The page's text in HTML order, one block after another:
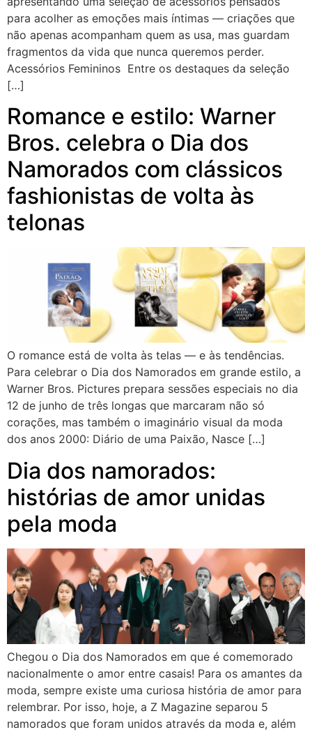
para acolher as emoções mais íntimas — criações que
não apenas acompanham quem as usa, mas guardam
fragmentos da vida que nunca queremos perder.
Acessórios Femininos Entre os destaques da seleção
[…]
Romance e estilo: Warner
Bros. celebra o Dia dos
Namorados com clássicos
fashionistas de volta às
telonas
O romance está de volta às telas — e às tendências.
Para celebrar o Dia dos Namorados em grande estilo, a
Warner Bros. Pictures prepara sessões especiais no dia
12 de junho de três longas que marcaram não só
corações, mas também o imaginário visual da moda
dos anos 2000: Diário de uma Paixão, Nasce […]
Dia dos namorados:
histórias de amor unidas
pela moda
Chegou o Dia dos Namorados em que é comemorado
nacionalmente o amor entre casais! Para os amantes da
moda, sempre existe uma curiosa história de amor para
relembrar. Por isso, hoje, a Z Magazine separou 5
namorados que foram unidos através da moda e, além